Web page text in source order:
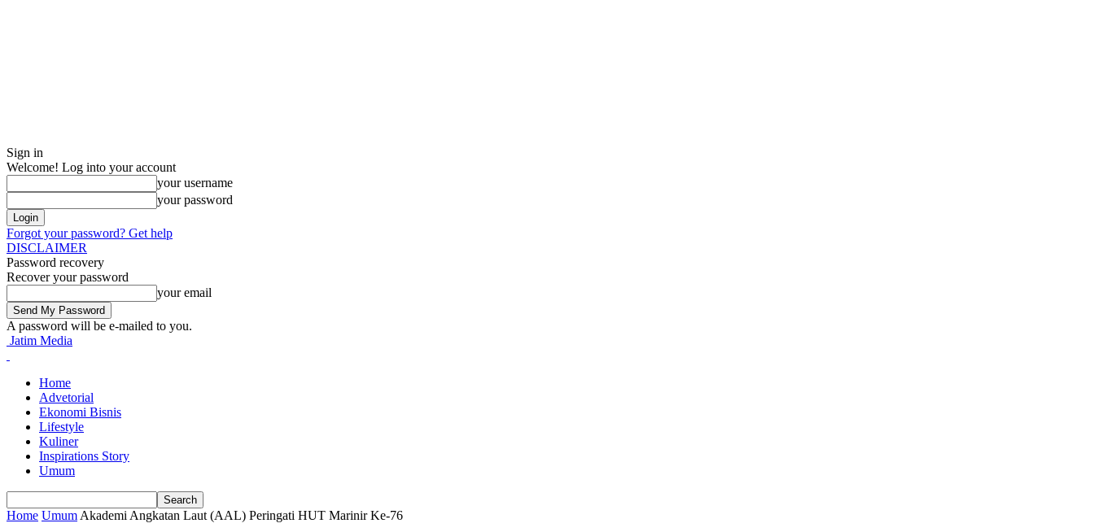
Sign in
Welcome! Log into your account
your username
your password
Forgot your password? Get help
DISCLAIMER
Password recovery
Recover your password
your email
A password will be e-mailed to you.
Jatim Media
Home
Advetorial
Ekonomi Bisnis
Lifestyle
Kuliner
Inspirations Story
Umum
Home Umum Akademi Angkatan Laut (AAL) Peringati HUT Marinir Ke-76